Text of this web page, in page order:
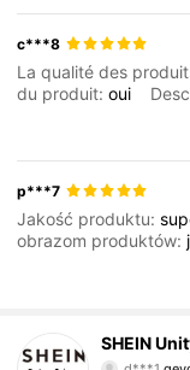
c***8
La qualité des
du produit:oui
p***7
Jakość produktu:
obrazom produktów:
SHEIN
d***1